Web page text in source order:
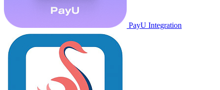
PayU Integration